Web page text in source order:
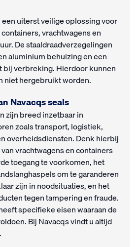
uiterst veilige oplossing voor
vrachtwagens en
De staaldraadverzegelingen
aluminium behuizing en een
bij verbreking. Hierdoor kunnen
niet hergebruikt worden.
Navacqs seals
zijn breed inzetbaar in
zoals transport, logistiek,
overheidsdiensten. Denk hierbij
vrachtwagens en containers
toegang te voorkomen, het
om te garanderen
zijn in noodsituaties, en het
tegen tampering en fraude.
specifieke eisen waaraan de
Bij Navacqs vindt u altijd